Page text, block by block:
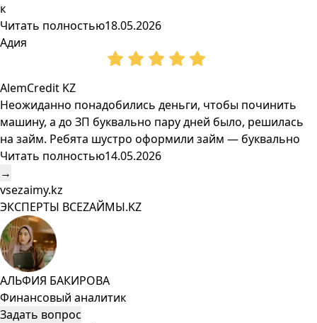
к
Читать полностью18.05.2026
Адия
AlemCredit KZ
Неожиданно понадобились деньги, чтобы починить
машину, а до ЗП буквально пару дней было, решилась
на займ. Ребята шустро оформили займ — буквально
Читать полностью14.05.2026
→
vsezaimy.kz
ЭКСПЕРТЫ ВСЕZAЙМЫ.KZ
АЛЬФИЯ БАКИРОВА
Финансовый аналитик
Задать вопрос